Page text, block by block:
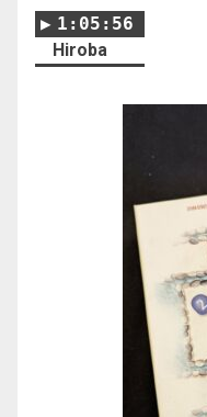
1:05:56
Hiroba